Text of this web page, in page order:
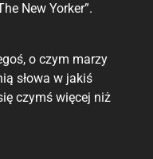
New Yorker”.
o czym marzy
słowa w jakiś
czymś więcej niż